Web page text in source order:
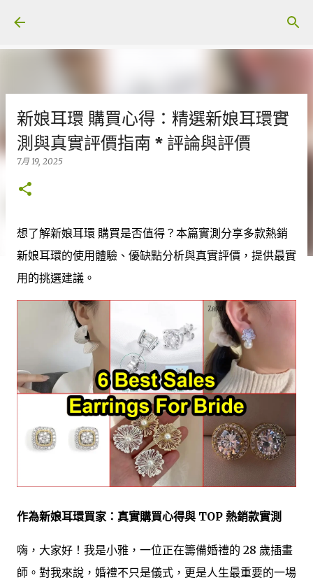
新娘耳環 購買心得：精選新娘耳環實
測與真實評價指南 * 評論與評價
7月 19, 2025
想了解新娘耳環 購買是否值得？本篇實測分享多款熱銷
新娘耳環的使用體驗、優缺點分析與真實評價，提供最實
用的挑選建議。
作為新娘耳環買家：真實購買心得與 TOP 熱銷款實測
嗨，大家好！我是小雅，一位正在籌備婚禮的 28 歲插畫
師。對我來說，婚禮不只是儀式，更是人生最重要的一場